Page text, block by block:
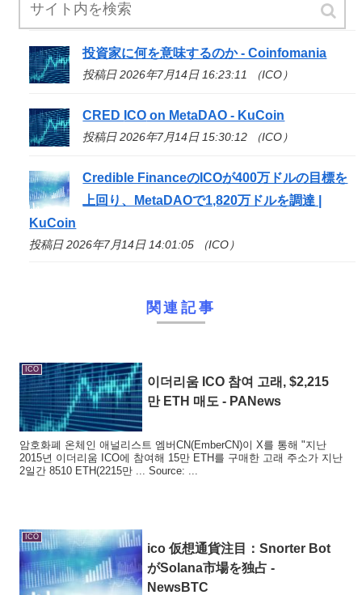
投稿日 2026年7月14日 18:02:05 （ICO）
投資家に何を意味するのか - Coinfomania
投稿日 2026年7月14日 16:23:11 （ICO）
CRED ICO on MetaDAO - KuCoin
投稿日 2026年7月14日 15:30:12 （ICO）
Credible Financeの ICOが400万ドルの目標を
上回り、MetaDAOで1,820万ドルを調達 |
KuCoin
投稿日 2026年7月14日 14:01:05 （ICO）
関連記事
ICO
이더리움 ICO 참여 고래, $2,215
만 ETH 매도 - PANews
암호화폐 온체인 애널리스트 엠버CN(EmberCN)이 X를 통해 "지난
2015년 이더리움 ICO에 참여해 15만 ETH를 구매한 고래 주소가 지난
2일간 8510 ETH(2215만 ... Source: ...
ICO
ico 仮想通貨注目：Snorter Bot
がSolana市場を独占 -
NewsBTC